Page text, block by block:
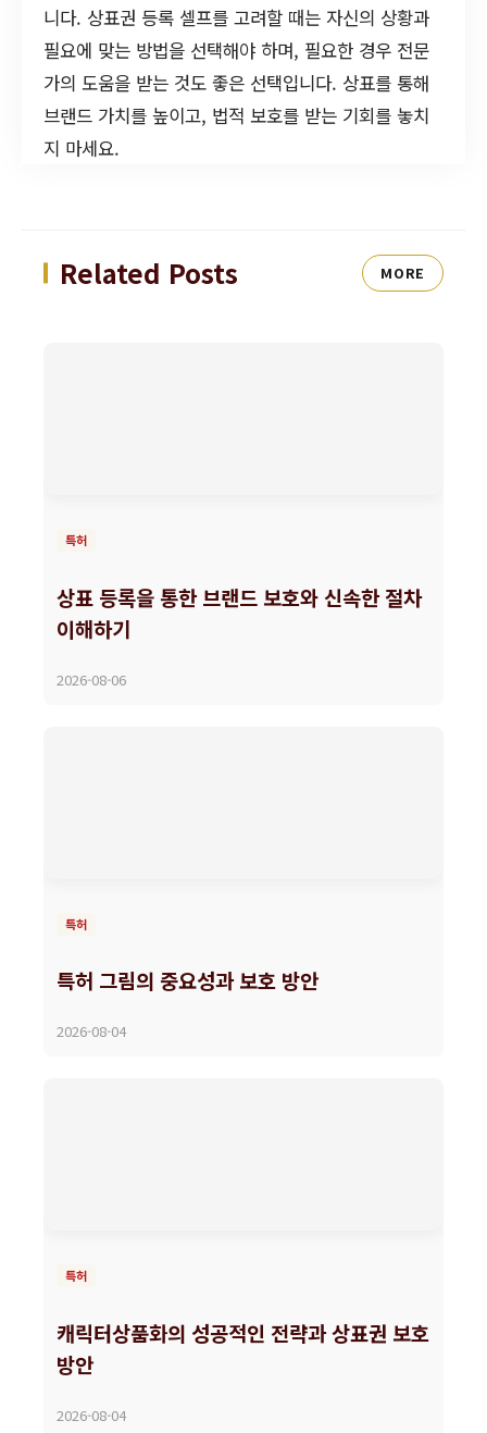
니다. 상표권 등록 셀프를 고려할 때는 자신의 상황과
필요에 맞는 방법을 선택해야 하며, 필요한 경우 전문
가의 도움을 받는 것도 좋은 선택입니다. 상표를 통해
브랜드 가치를 높이고, 법적 보호를 받는 기회를 놓치
지 마세요.
Related Posts MORE
특허
상표 등록을 통한 브랜드 보호와 신속한 절차
이해하기
2026-08-06
특허
특허 그림의 중요성과 보호 방안
2026-08-04
특허
캐릭터상품화의 성공적인 전략과 상표권 보호
방안
2026-08-04